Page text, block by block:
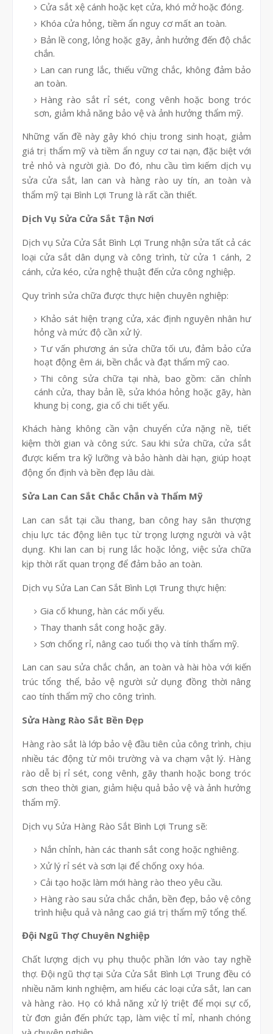
Cửa sắt xệ cánh hoặc kẹt cửa, khó mở hoặc đóng.
Khóa cửa hỏng, tiềm ẩn nguy cơ mất an toàn.
Bản lề cong, lỏng hoặc gãy, ảnh hưởng đến độ chắc
chắn.
Lan can rung lắc, thiếu vững chắc, không đảm bảo
an toàn.
Hàng rào sắt rỉ sét, cong vênh hoặc bong tróc
sơn, giảm khả năng bảo vệ và ảnh hưởng thẩm mỹ.
Những vấn đề này gây khó chịu trong sinh hoạt, giảm
giá trị thẩm mỹ và tiềm ẩn nguy cơ tai nạn, đặc biệt với
trẻ nhỏ và người già. Do đó, nhu cầu tìm kiếm dịch vụ
sửa cửa sắt, lan can và hàng rào uy tín, an toàn và
thẩm mỹ tại Bình Lợi Trung là rất cần thiết.
Dịch Vụ Sửa Cửa Sắt Tận Nơi
Dịch vụ Sửa Cửa Sắt Bình Lợi Trung nhận sửa tất cả các
loại cửa sắt dân dụng và công trình, từ cửa 1 cánh, 2
cánh, cửa kéo, cửa nghệ thuật đến cửa công nghiệp.
Quy trình sửa chữa được thực hiện chuyên nghiệp:
Khảo sát hiện trạng cửa, xác định nguyên nhân hư
hỏng và mức độ cần xử lý.
Tư vấn phương án sửa chữa tối ưu, đảm bảo cửa
hoạt động êm ái, bền chắc và đạt thẩm mỹ cao.
Thi công sửa chữa tại nhà, bao gồm: căn chỉnh
cánh cửa, thay bản lề, sửa khóa hỏng hoặc gãy, hàn
khung bị cong, gia cố chi tiết yếu.
Khách hàng không cần vận chuyển cửa nặng nề, tiết
kiệm thời gian và công sức. Sau khi sửa chữa, cửa sắt
được kiểm tra kỹ lưỡng và bảo hành dài hạn, giúp hoạt
động ổn định và bền đẹp lâu dài.
Sửa Lan Can Sắt Chắc Chắn và Thẩm Mỹ
Lan can sắt tại cầu thang, ban công hay sân thượng
chịu lực tác động liên tục từ trọng lượng người và vật
dụng. Khi lan can bị rung lắc hoặc lỏng, việc sửa chữa
kịp thời rất quan trọng để đảm bảo an toàn.
Dịch vụ Sửa Lan Can Sắt Bình Lợi Trung thực hiện:
Gia cố khung, hàn các mối yếu.
Thay thanh sắt cong hoặc gãy.
Sơn chống rỉ, nâng cao tuổi thọ và tính thẩm mỹ.
Lan can sau sửa chắc chắn, an toàn và hài hòa với kiến
trúc tổng thể, bảo vệ người sử dụng đồng thời nâng
cao tính thẩm mỹ cho công trình.
Sửa Hàng Rào Sắt Bền Đẹp
Hàng rào sắt là lớp bảo vệ đầu tiên của công trình, chịu
nhiều tác động từ môi trường và va chạm vật lý. Hàng
rào dễ bị rỉ sét, cong vênh, gãy thanh hoặc bong tróc
sơn theo thời gian, giảm hiệu quả bảo vệ và ảnh hưởng
thẩm mỹ.
Dịch vụ Sửa Hàng Rào Sắt Bình Lợi Trung sẽ:
Nắn chỉnh, hàn các thanh sắt cong hoặc nghiêng.
Xử lý rỉ sét và sơn lại để chống oxy hóa.
Cải tạo hoặc làm mới hàng rào theo yêu cầu.
Hàng rào sau sửa chắc chắn, bền đẹp, bảo vệ công
trình hiệu quả và nâng cao giá trị thẩm mỹ tổng thể.
Đội Ngũ Thợ Chuyên Nghiệp
Chất lượng dịch vụ phụ thuộc phần lớn vào tay nghề
thợ. Đội ngũ thợ tại Sửa Cửa Sắt Bình Lợi Trung đều có
nhiều năm kinh nghiệm, am hiểu các loại cửa sắt, lan can
và hàng rào. Họ có khả năng xử lý triệt để mọi sự cố,
từ đơn giản đến phức tạp, làm việc tỉ mỉ, nhanh chóng